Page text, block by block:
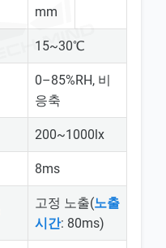
mm
15~30℃
0–85%RH, 비
응축
200~1000lx
8ms
고정 노출(노출
시간: 80ms)